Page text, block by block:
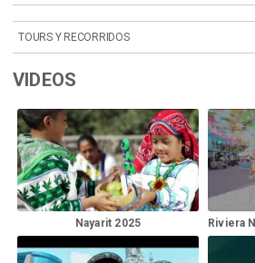
TOURS Y RECORRIDOS
VIDEOS
Nayarit 2025